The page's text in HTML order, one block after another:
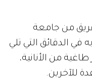
من جامعة
في الدقائق التي تلي
من الأنانية،
للآخرين.